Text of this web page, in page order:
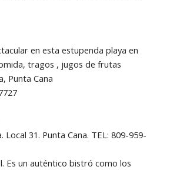
en esta estupenda playa en
tragos , jugos de frutas
Punta Cana
Local 31. Punta Cana. TEL: 809-959-
Es un auténtico bistró como los